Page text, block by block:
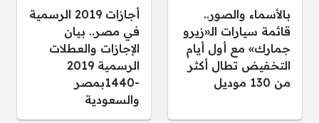
بالأسماء والصور..
قائمة سيارات الـ«زيرو
جمارك» مع أول أيام
التخفيض تطال أكثر
من 130 موديل
أجازات 2019 الرسمية
في مصر.. بيان
الإجازات والعطلات
الرسمية 2019
-1440بمصر
والسعودية